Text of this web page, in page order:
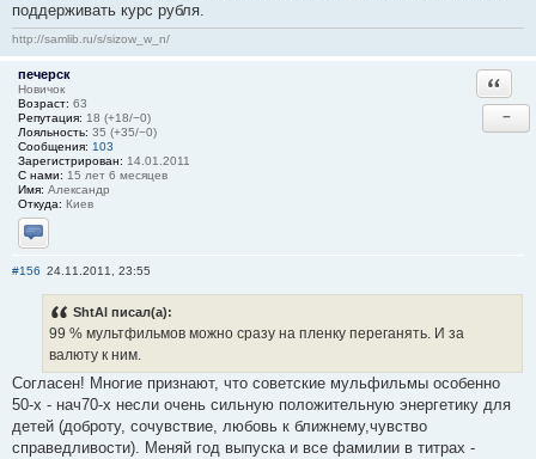
поддерживать курс рубля.
http://samlib.ru/s/sizow_w_n/
печерск
Новичок
Возраст: 63
Репутация: 18 (+18/−0)
Лояльность: 35 (+35/−0)
Сообщения: 103
Зарегистрирован: 14.01.2011
С нами: 15 лет 6 месяцев
Имя: Александр
Откуда: Киев
Отправить личное сообщение
−
#156 24.11.2011, 23:55
ShtAl писал(а):
99 % мультфильмов можно сразу на пленку переганять. И за
валюту к ним.
Согласен! Многие признают, что советские мульфильмы особенно
50-х - нач70-х несли очень сильную положительную энергетику для
детей (доброту, сочувствие, любовь к ближнему,чувство
справедливости). Меняй год выпуска и все фамилии в титрах -